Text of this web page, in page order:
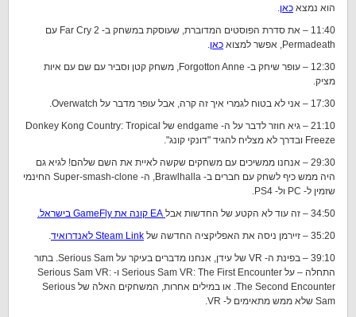
הוא נמצא כאן.
11:40 – את סדרת הפוסטים המדוברת, שעוסקת במשחק ב- Far Cry 2 עם
Permadeath, אפשר למצוא
כאן.
12:30 – עופר שיחק ב- Forgotton Anne, משחק קטן וסביר עם שם עם איות
מציק.
17:30 – אני לא בטוח לגמרי איך זה קרה, אבל עופר מדבר על Overwatch.
21:10 – גיא חוזר לדבר על ה- endgame של Donkey Kong Country: Tropical
Freeze ובדרך לא מצליח להגיד "דונקי קונג".
29:30 – אנחנו ממשיכים עם משחקים שקשה לאיית את השם שלהם! לגיא גם
היה ממש כיף לשחק עם חברים ב- Brawlhalla, ה- Super-smash-clone החינמי
שזמין ל- PC ול- PS4.
34:50 – זה עוד לא הקטע של החדשות אבל
35:20 – זיירמן ניסה את האפליקציה החדשה של
Steam Link לאנדרואיד
.
39:10 – בפינת ה- VR של עידן, אנחנו מדברים בעיקר על Serious Sam. בתור
התחלה – על Serious Sam VR: The First Encounter ו- Serious Sam VR:
The Second Encounter. או במילים אחרות, המשחקים האלה של Serious
Sam שלא ממש מתאימים ל- VR.